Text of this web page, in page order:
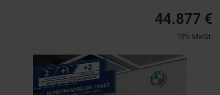
44.877 €
19% MwSt.